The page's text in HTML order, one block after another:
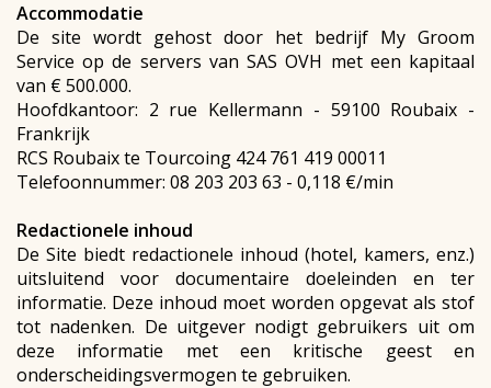
Accommodatie
De site wordt gehost door het bedrijf My Groom
Service op de servers van SAS OVH met een kapitaal
van € 500.000.
Hoofdkantoor: 2 rue Kellermann - 59100 Roubaix -
Frankrijk
RCS Roubaix te Tourcoing 424 761 419 00011
Telefoonnummer: 08 203 203 63 - 0,118 €/min
Redactionele inhoud
De Site biedt redactionele inhoud (hotel, kamers, enz.)
uitsluitend voor documentaire doeleinden en ter
informatie. Deze inhoud moet worden opgevat als stof
tot nadenken. De uitgever nodigt gebruikers uit om
deze informatie met een kritische geest en
onderscheidingsvermogen te gebruiken.